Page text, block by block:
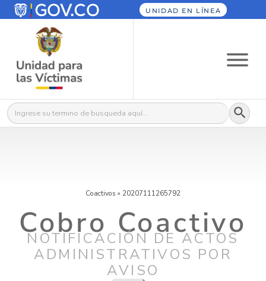
UNIDAD EN LÍNEA
Buscar: Botón
Coactivos » 20207111265792
Cobro Coactivo
NOTIFICACIÓN DE ACTOS
ADMINISTRATIVOS POR
AVISO